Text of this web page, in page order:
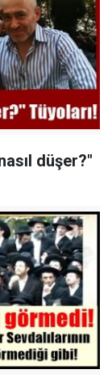
düşer?"